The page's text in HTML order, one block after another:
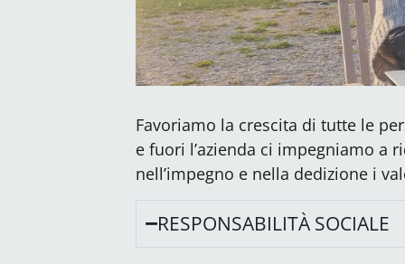
Favoriamo la crescita di tutte le
e fuori l’azienda ci impegniamo a
nell’impegno e nella dedizione i
RESPONSABILITÀ SOCIALE